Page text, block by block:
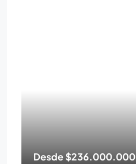
Desde$236.000.000